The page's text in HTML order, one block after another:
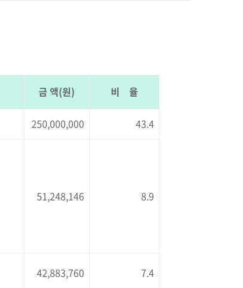
금 액(원) 비 율
250,000,000 43.4
51,248,146 8.9
42,883,760 7.4